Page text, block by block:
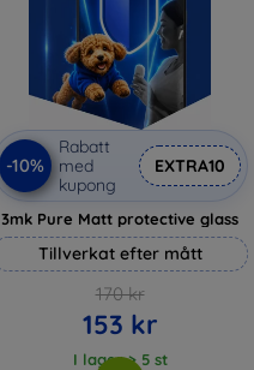
-10%
Rabatt
med
kupong
EXTRA10
3mk Pure Matt protective glass
Tillverkat efter mått
170 kr
153 kr
I lager > 5 st